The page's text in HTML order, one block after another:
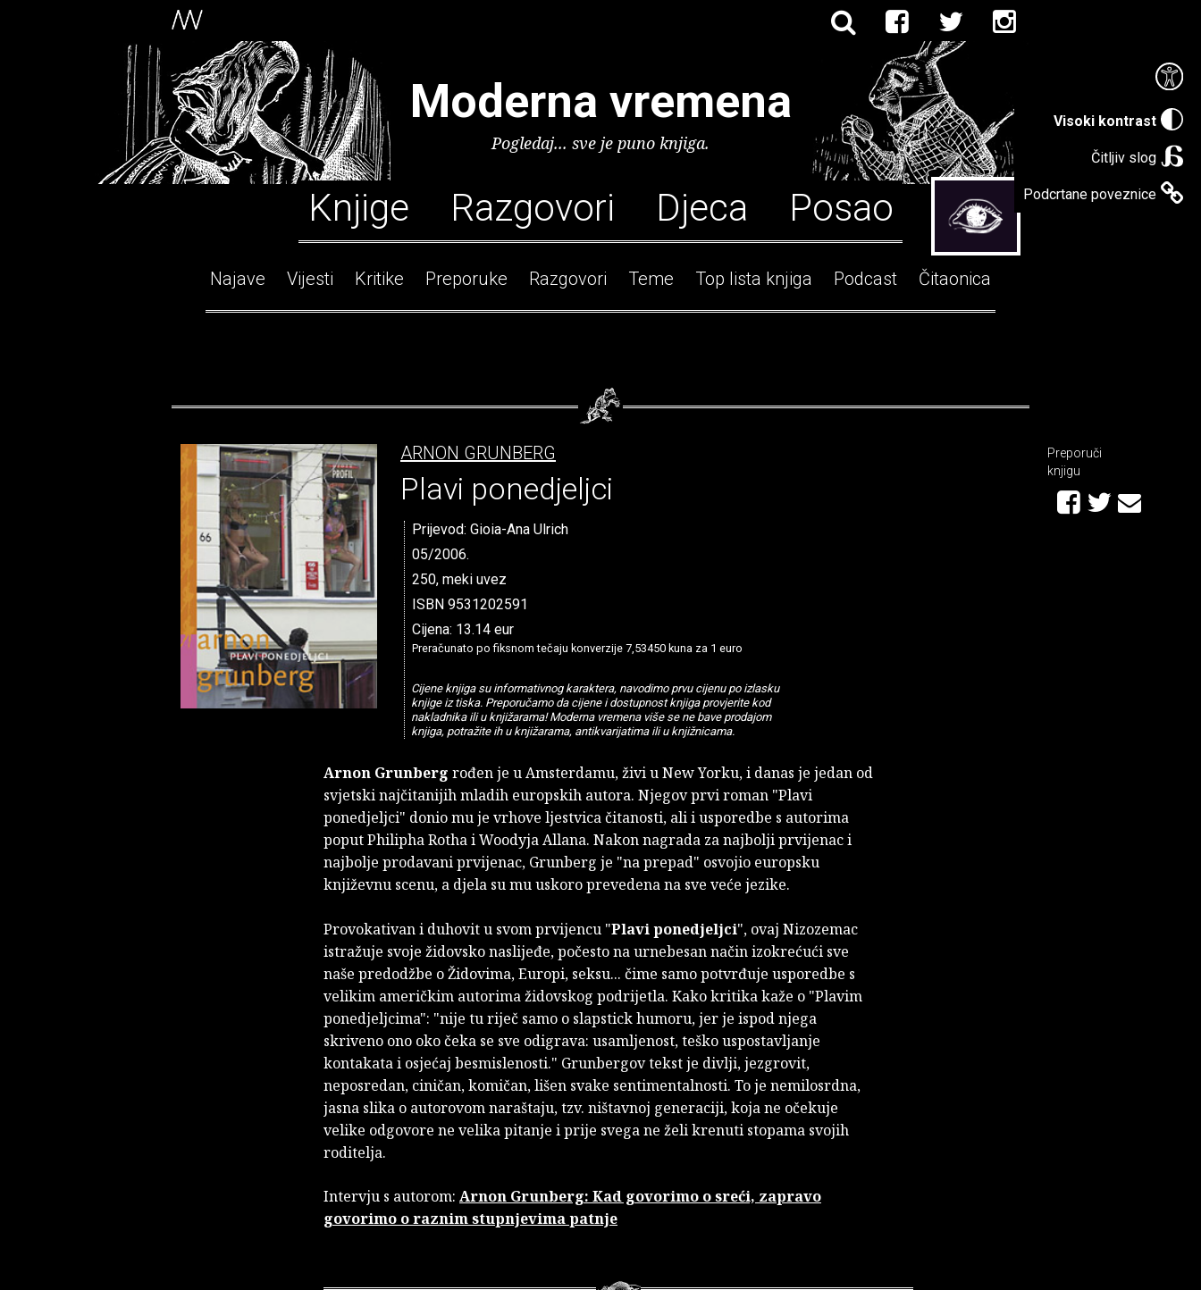
Visoki kontrast
Čitljiv slog
Podcrtane poveznice
Moderna vremena
Pogledaj... sve je puno knjiga.
Knjige Razgovori Djeca Posao
Najave Vijesti Kritike Preporuke Razgovori Teme Top lista knjiga Podcast Čitaonica
ARNON GRUNBERG
Plavi ponedjeljci
Prijevod: Gioia-Ana Ulrich
05/2006.
250, meki uvez
ISBN 9531202591
Cijena: 13.14 eur
Preračunato po fiksnom tečaju konverzije 7,53450 kuna za 1 euro
Cijene knjiga su informativnog karaktera, navodimo prvu cijenu po izlasku
knjige iz tiska. Preporučamo da cijene i dostupnost knjiga provjerite kod
nakladnika ili u knjižarama! Moderna vremena više se ne bave prodajom
knjiga, potražite ih u knjižarama, antikvarijatima ili u knjižnicama.
Arnon Grunberg rođen je u Amsterdamu, živi u New Yorku, i danas je jedan od
svjetski najčitanijih mladih europskih autora. Njegov prvi roman "Plavi
ponedjeljci" donio mu je vrhove ljestvica čitanosti, ali i usporedbe s autorima
poput Philipha Rotha i Woodyja Allana. Nakon nagrada za najbolji prvijenac i
najbolje prodavani prvijenac, Grunberg je "na prepad" osvojio europsku
književnu scenu, a djela su mu uskoro prevedena na sve veće jezike.
Provokativan i duhovit u svom prvijencu "Plavi ponedjeljci", ovaj Nizozemac
istražuje svoje židovsko naslijeđe, počesto na urnebesan način izokrećući sve
naše predodžbe o Židovima, Europi, seksu... čime samo potvrđuje usporedbe s
velikim američkim autorima židovskog podrijetla. Kako kritika kaže o "Plavim
ponedjeljcima": "nije tu riječ samo o slapstick humoru, jer je ispod njega
skriveno ono oko čeka se sve odigrava: usamljenost, teško uspostavljanje
kontakata i osjećaj besmislenosti." Grunbergov tekst je divlji, jezgrovit,
neposredan, ciničan, komičan, lišen svake sentimentalnosti. To je nemilosrdna,
jasna slika o autorovom naraštaju, tzv. ništavnoj generaciji, koja ne očekuje
velike odgovore ne velika pitanje i prije svega ne želi krenuti stopama svojih
roditelja.
Intervju s autorom: Arnon Grunberg: Kad govorimo o sreći, zapravo
govorimo o raznim stupnjevima patnje
Preporuči
knjigu